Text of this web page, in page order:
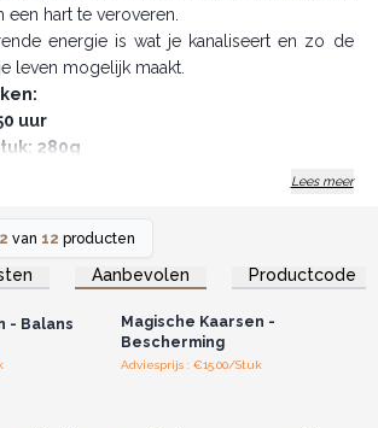
hart te veroveren.
energie is wat je kanaliseert en zo de
leven mogelijk maakt.
uur
280g
een spreuk met deze magische
Lees meer
van 12 producten
Aanbevolen Productcode
u voor
- Balans
Log in of registreer u voor
groothandelsprijzen.
Magische Kaarsen -
Bescherming
Adviesprijs : €15.00/Stuk